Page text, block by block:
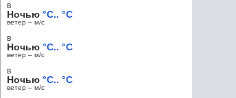
в
Ночью °C.. °C
ветер – м/c
в
Ночью °C.. °C
ветер – м/c
в
Ночью °C.. °C
ветер – м/c